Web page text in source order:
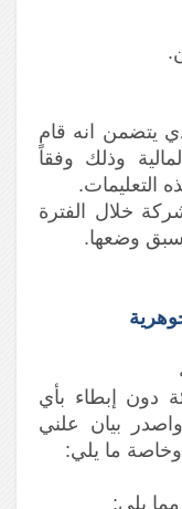
يتضمن انه قام
وذلك وفقاً
التعليمات.
خلال الفترة
سبق وضعها.
دون إبطاء بأي
بيان علني
ما يلي:
يلي: